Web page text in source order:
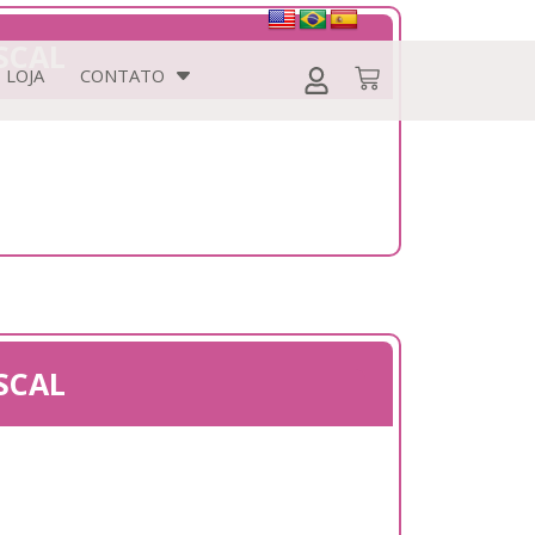
LOJA CONTATO